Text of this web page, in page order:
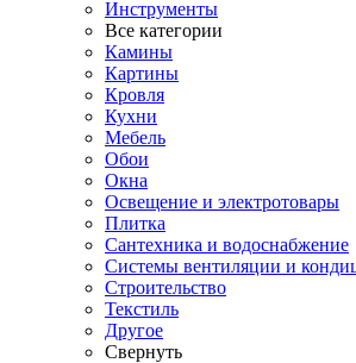
Инструменты
Все категории
Камины
Картины
Кровля
Кухни
Мебель
Обои
Окна
Освещение и электротовары
Плитка
Сантехника и водоснабжение
Системы вентиляции и
Строительство
Текстиль
Другое
Свернуть